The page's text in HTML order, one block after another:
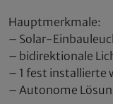
Hauptmerkmale:
– Solar-
– bidirektionale
– 1 fest installierte
– Autonome